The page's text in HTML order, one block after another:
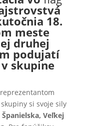
18.
meste
druhej
podujatí
skupine
si svoje sily
Španielska, Veľkej